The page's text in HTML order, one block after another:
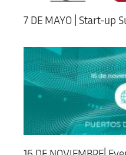
7 DE MAYO | Start-up